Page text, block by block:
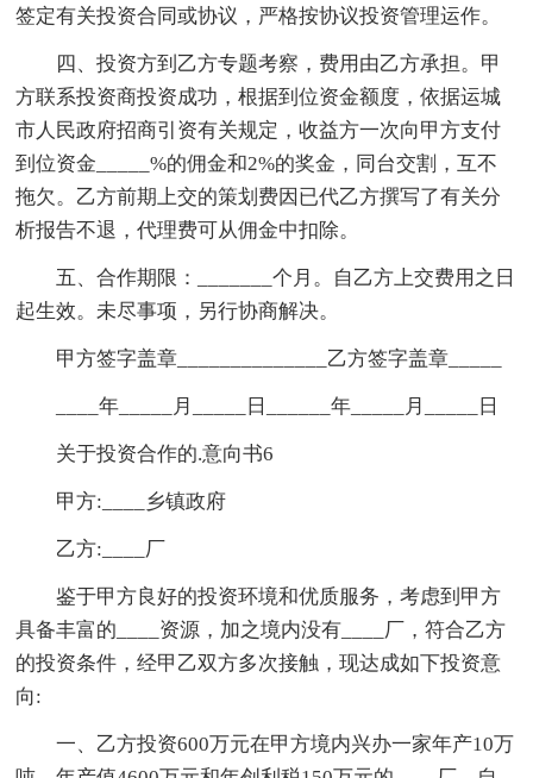
签定有关投资合同或协议，严格按协议投资管理运作。
四、投资方到乙方专题考察，费用由乙方承担。甲
方联系投资商投资成功，根据到位资金额度，依据运城
市人民政府招商引资有关规定，收益方一次向甲方支付
到位资金_____%的佣金和2%的奖金，同台交割，互不
拖欠。乙方前期上交的策划费因已代乙方撰写了有关分
析报告不退，代理费可从佣金中扣除。
五、合作期限：_______个月。自乙方上交费用之日
起生效。未尽事项，另行协商解决。
甲方签字盖章______________乙方签字盖章_____
____年_____月_____日______年_____月_____日
关于投资合作的.意向书6
甲方:____乡镇政府
乙方:____厂
鉴于甲方良好的投资环境和优质服务，考虑到甲方
具备丰富的____资源，加之境内没有____厂，符合乙方
的投资条件，经甲乙双方多次接触，现达成如下投资意
向:
一、乙方投资600万元在甲方境内兴办一家年产10万